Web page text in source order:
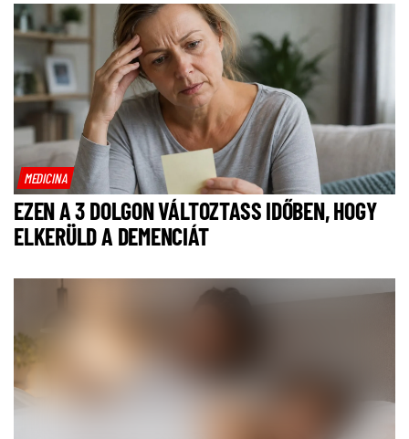
MEDICINA
EZEN A 3 DOLGON VÁLTOZTASS IDŐBEN, HOGY
ELKERÜLD A DEMENCIÁT